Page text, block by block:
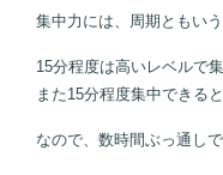
集中力には、周期ともい
15分程度は高いレベルで
また15分程度集中できる
なので、数時間ぶっ通し